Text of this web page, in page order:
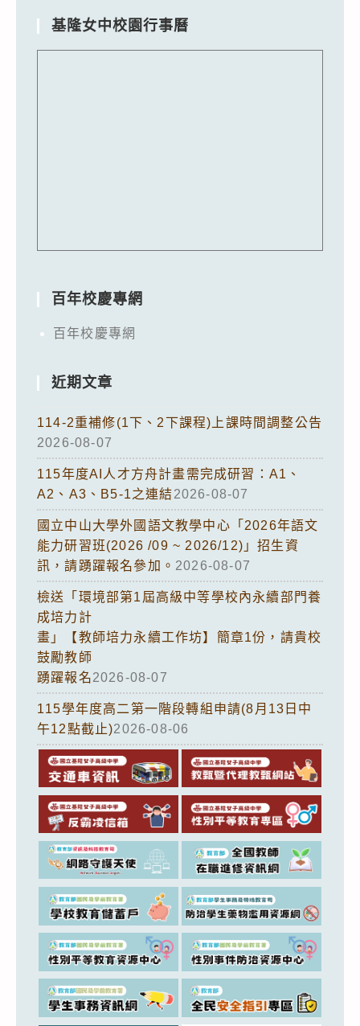
基隆女中校園行事曆
百年校慶專網
百年校慶專網
近期文章
114-2重補修(1下、2下課程)上課時間調整公告
2026-08-07
115年度AI人才方舟計畫需完成研習：A1、
A2、A3、B5-1之連結2026-08-07
國立中山大學外國語文教學中心「2026年語文
能力研習班(2026 /09 ~ 2026/12)」招生資
訊，請踴躍報名參加。 2026-08-07
檢送「環境部第1屆高級中等學校內永續部門養
成培力計
畫」【教師培力永續工作坊】簡章1份，請貴校
鼓勵教師
踴躍報名2026-08-07
115學年度高二第一階段轉組申請(8月13日中
午12點截止)2026-08-06